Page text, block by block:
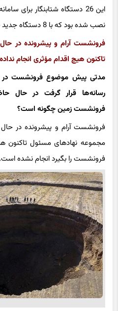
این 26 دستگاه شتابنگار برای
نصب شده بود که با 8 دستگاه جدید به 34 مورد می‌رسد.
فرونشست آرام و پیشرونده در
تاکنون هیچ اقدام مؤثری انجام
مدتی پیش موضوع فرونشست در
رسانه‌ها قرار گرفت در حال
فرونشست زمین چگونه است؟
فرونشست آرام و پیشرونده در
مجموعه نهادهای مسئول تاکنون
فرونشست را بگیرد انجام نشده است.